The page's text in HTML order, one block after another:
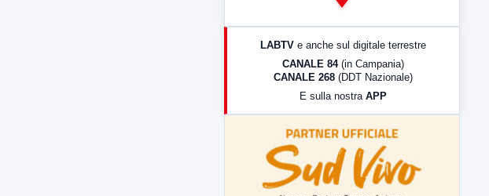
LabNews (Diretta)
LabNews (replica)
LABTV e anche sul digitale terrestre
CANALE 84 (in Campania)
CANALE 268 (DDT Nazionale)
E sulla nostra APP